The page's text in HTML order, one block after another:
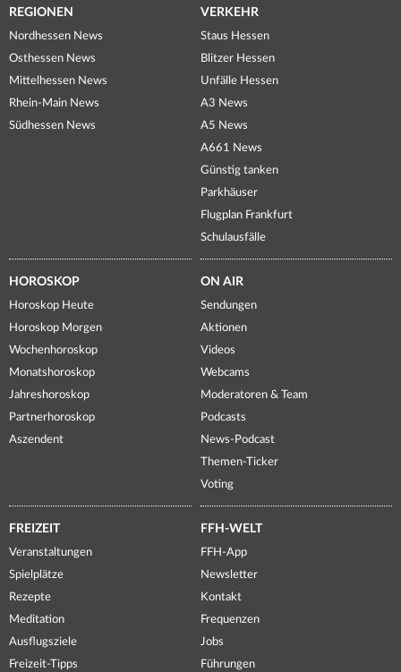
REGIONEN
Nordhessen News
Osthessen News
Mittelhessen News
Rhein-Main News
Südhessen News
VERKEHR
Staus Hessen
Blitzer Hessen
Unfälle Hessen
A3 News
A5 News
A661 News
Günstig tanken
Parkhäuser
Flugplan Frankfurt
Schulausfälle
HOROSKOP
Horoskop Heute
Horoskop Morgen
Wochenhoroskop
Monatshoroskop
Jahreshoroskop
Partnerhoroskop
Aszendent
ON AIR
Sendungen
Aktionen
Videos
Webcams
Moderatoren & Team
Podcasts
News-Podcast
Themen-Ticker
Voting
FREIZEIT
Veranstaltungen
Spielplätze
Rezepte
Meditation
Ausflugsziele
Freizeit-Tipps
FFH-WELT
FFH-App
Newsletter
Kontakt
Frequenzen
Jobs
Führungen